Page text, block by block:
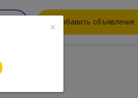
Добавить объявление
×